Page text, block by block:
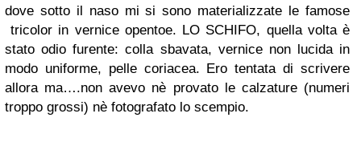
dove sotto il naso mi si sono materializzate le famose
tricolor in vernice opentoe. LO SCHIFO, quella volta è
stato odio furente: colla sbavata, vernice non lucida in
modo uniforme, pelle coriacea. Ero tentata di scrivere
allora ma….non avevo nè provato le calzature (numeri
troppo grossi) nè fotografato lo scempio.